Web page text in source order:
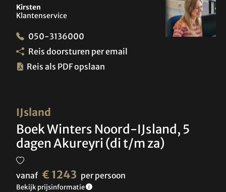
IJsland
Boek Winters Noord-IJsland, 5
dagen Akureyri (di t/m za)
vanaf € 1243 per persoon
Bekijk prijsinformatie
Kirsten
Klantenservice
050-3136000
Reis doorsturen per email
Reis als PDF opslaan